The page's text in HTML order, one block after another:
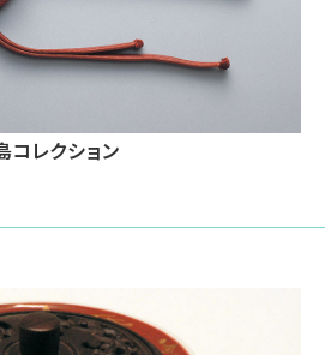
コレクション